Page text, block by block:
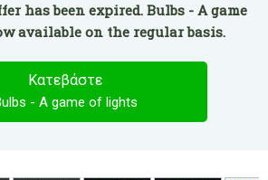
has been expired. Bulbs - A game
available on the regular basis.
Κατεβάστε
- A game of lights